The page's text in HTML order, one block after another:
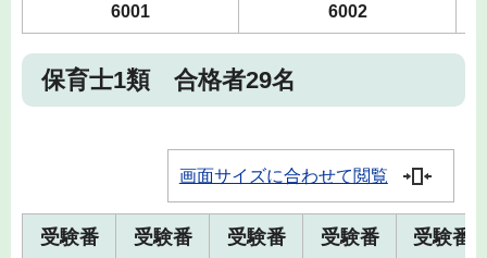
6001 6002
保育士1類 合格者29名
画面サイズに合わせて閲覧
受験番
受験番
受験番
受験番
受験番